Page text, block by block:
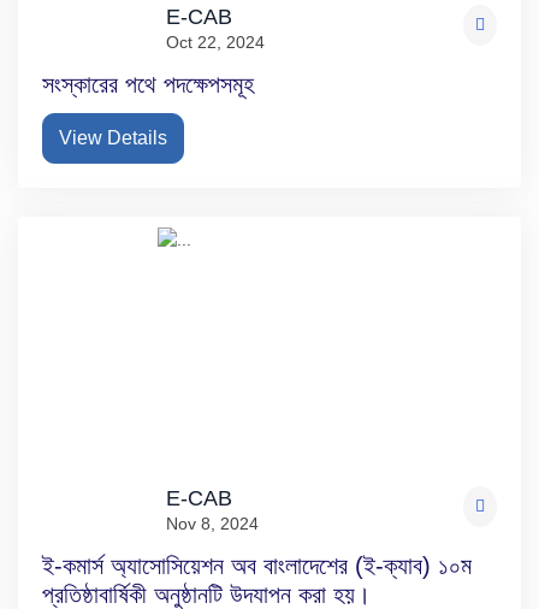
E-CAB
Oct 22, 2024
সংস্কারের পথে পদক্ষেপসমূহ
View Details
E-CAB
Nov 8, 2024
ই-কমার্স অ্যাসোসিয়েশন অব বাংলাদেশের (ই-ক্যাব) ১০ম
প্রতিষ্ঠাবার্ষিকী অনুষ্ঠানটি উদযাপন করা হয়।